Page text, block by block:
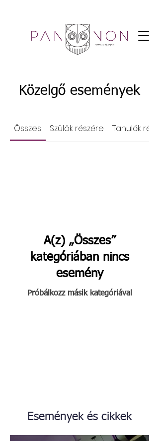
Közelgő események
Összes Szülők részére Tanulók
A(z) „Összes”
kategóriában nincs
esemény
Próbálkozz másik kategóriával
Események és cikkek